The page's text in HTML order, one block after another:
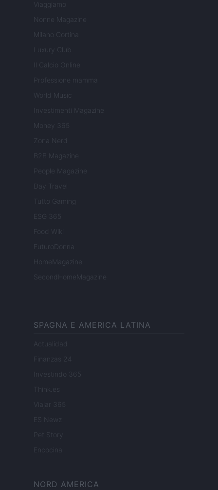
Viaggiamo
Nonne Magazine
Milano Cortina
Luxury Club
Il Calcio Online
Professione mamma
World Music
Investimenti Magazine
Money 365
Zona Nerd
B2B Magazine
People Magazine
Day Travel
Tutto Gaming
ESG 365
Food Wiki
FuturoDonna
HomeMagazine
SecondHomeMagazine
SPAGNA E AMERICA LATINA
Actualidad
Finanzas 24
Investindo 365
Think.es
Viajar 365
ES Newz
Pet Story
Encocina
NORD AMERICA